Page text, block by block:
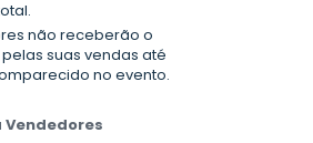
não receberão o
suas vendas até
no evento.